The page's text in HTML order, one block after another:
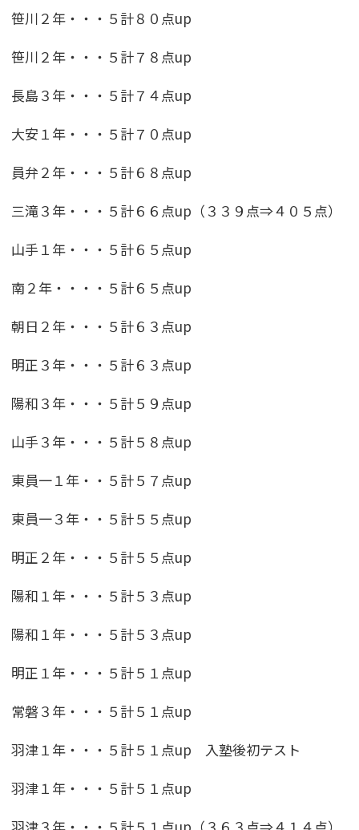
笹川２年・・・５計８０点up
笹川２年・・・５計７８点up
長島３年・・・５計７４点up
大安１年・・・５計７０点up
員弁２年・・・５計６８点up
三滝３年・・・５計６６点up（３３９点⇒４０５点）
山手１年・・・５計６５点up
南２年・・・・５計６５点up
朝日２年・・・５計６３点up
明正３年・・・５計６３点up
陽和３年・・・５計５９点up
山手３年・・・５計５８点up
東員一１年・・５計５７点up
東員一３年・・５計５５点up
明正２年・・・５計５５点up
陽和１年・・・５計５３点up
陽和１年・・・５計５３点up
明正１年・・・５計５１点up
常磐３年・・・５計５１点up
羽津１年・・・５計５１点up 入塾後初テスト
羽津１年・・・５計５１点up